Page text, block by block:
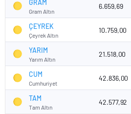
GRAM
Gram Altın
6.659,69
ÇEYREK
Çeyrek Altın
10.759,00
YARIM
Yarım Altın
21.518,00
CUM
Cumhuriyet
42.836,00
TAM
Tam Altın
42.577,92